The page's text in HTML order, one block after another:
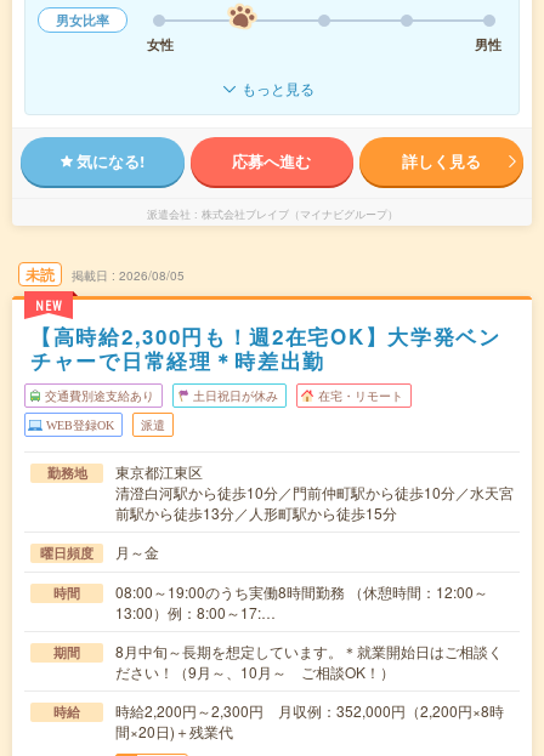
男女比率
女性
男性
もっと見る
気になる! 応募へ進む 詳しく見る
派遣会社 株式会社ブレイブ（マイナビグループ）
未読
NEW
掲載日 2026/08/05
【高時給2,300円も！週2在宅OK】大学発ベン
チャーで日常経理＊時差出勤
交通費別途支給あり 土日祝日が休み 在宅・リモート
WEB登録OK 派遣
勤務地
東京都江東区
清澄白河駅から徒歩10分／門前仲町駅から徒歩10分／水天宮
前駅から徒歩13分／人形町駅から徒歩15分
曜日頻度 月～金
時間
08:00～19:00のうち実働8時間勤務 （休憩時間：12:00～
13:00）例：8:00～17:…
期間
8月中旬～長期を想定しています。＊就業開始日はご相談く
ださい！（9月～、10月～ ご相談OK！）
時給
時給2,200円～2,300円 月収例：352,000円（2,200円×8時
間×20日)＋残業代